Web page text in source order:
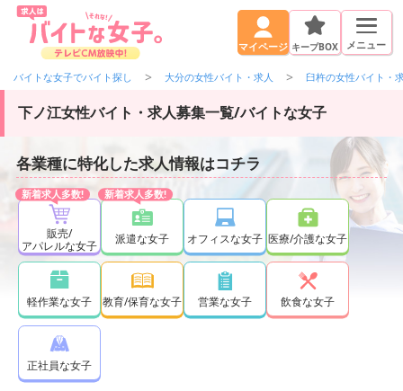
マイページ キープBOX メニュー
バイトな女子でバイト探し 大分の女性バイト・求人 臼杵の女性バイト・
下ノ江女性バイト・求人募集一覧/バイトな女子
各業種に特化した求人情報はコチラ
販売/
アパレルな女子
派遣な女子 オフィスな女子 医療/介護な女子
軽作業な女子 教育/保育な女子 営業な女子 飲食な女子
正社員な女子